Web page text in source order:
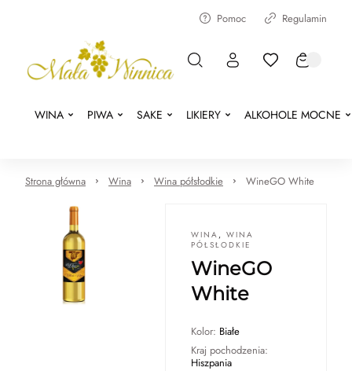
Pomoc Regulamin
WINA PIWA SAKE LIKIERY ALKOHOLE MOCNE
Strona główna Wina Wina półsłodkie WineGO White
WINA , WINA
PÓŁSŁODKIE
WineGO
White
Kolor: Białe
Kraj pochodzenia:
Hiszpania